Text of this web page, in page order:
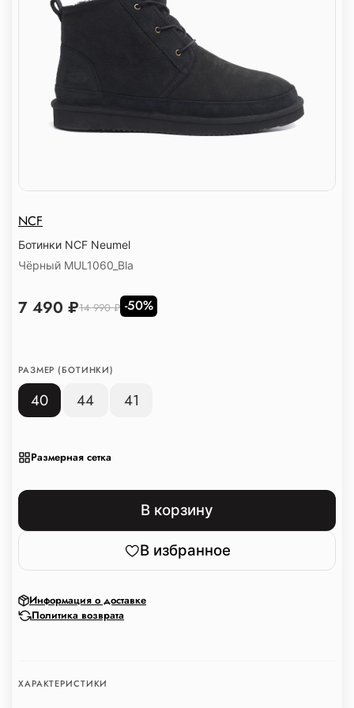
NCF
Ботинки NCF Neumel
Чёрный MUL1060_Bla
РАЗМЕР (БОТИНКИ)
40 44 41
Размерная сетка
7 490 ₽14 990 ₽ -50%
В корзину
В избранное
Информация о доставке
Политика возврата
ХАРАКТЕРИСТИКИ